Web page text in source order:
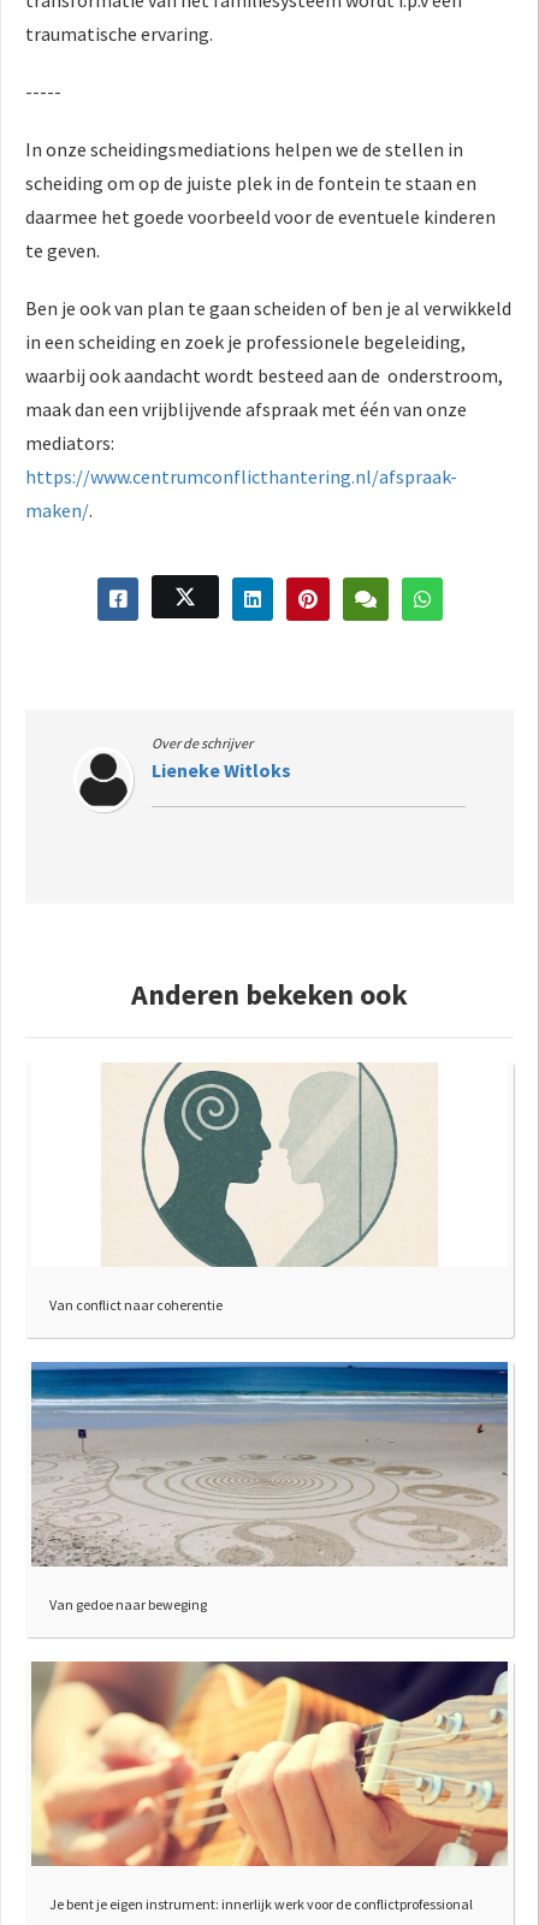
traumatische ervaring.
-----
In onze scheidingsmediations helpen we de stellen in
scheiding om op de juiste plek in de fontein te staan en
daarmee het goede voorbeeld voor de eventuele kinderen
te geven.
Ben je ook van plan te gaan scheiden of ben je al verwikkeld
in een scheiding en zoek je professionele begeleiding,
waarbij ook aandacht wordt besteed aan de onderstroom,
maak dan een vrijblijvende afspraak met één van onze
mediators:
https://www.centrumconflicthantering.nl/afspraak-
maken/.
Over de schrijver
Lieneke Witloks
Anderen bekeken ook
Van conflict naar coherentie
Van gedoe naar beweging
Je bent je eigen instrument: innerlijk werk voor de conflictprofessional